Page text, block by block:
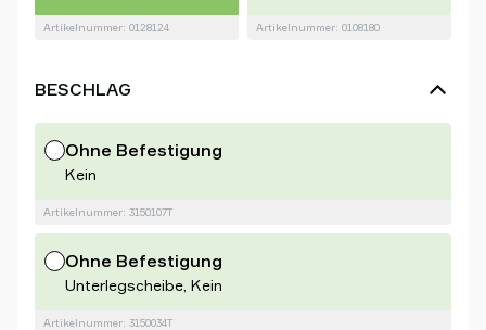
Artikelnummer: 0128124 Artikelnummer: 0108180
BESCHLAG
Ohne Befestigung
Kein
Artikelnummer: 3150107T
Ohne Befestigung
Unterlegscheibe, Kein
Artikelnummer: 3150034T